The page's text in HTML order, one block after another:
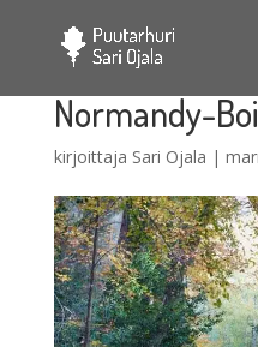
Normandy-
kirjoittaja Sari Ojala |